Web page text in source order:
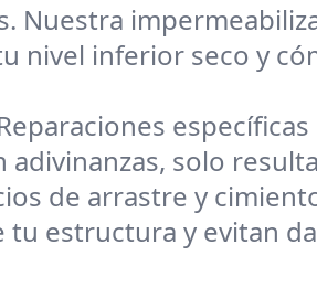
Nuestra
nivel inferior seco y
específicas
solo
de arrastre y
tu estructura y evitan